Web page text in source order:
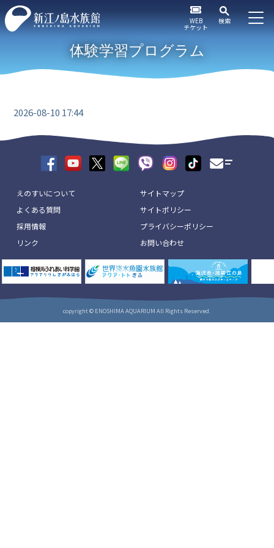
WEB
チケット
検索
体験学習プログラム
2026-08-10 17:44
えのすいについて
よくある質問
採用情報
リンク
サイトマップ
サイトポリシー
プライバシーポリシー
お問い合わせ
copyright © ENOSHIMA AQUARIUM All Rights Reserved.